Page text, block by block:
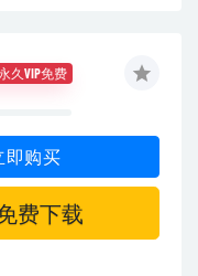
久VIP免费
即购买
费下载